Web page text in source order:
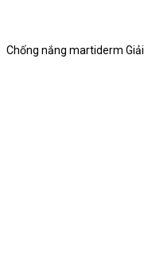
Chống nắng martiderm